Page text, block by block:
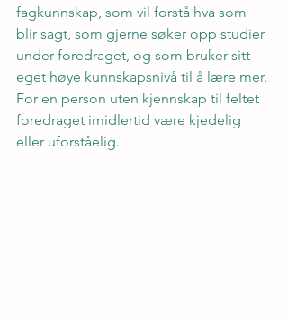
fagkunnskap, som vil forstå hva som
blir sagt, som gjerne søker opp studier
under foredraget, og som bruker sitt
eget høye kunnskapsnivå til å lære mer.
For en person uten kjennskap til feltet
foredraget imidlertid være kjedelig
eller uforståelig.